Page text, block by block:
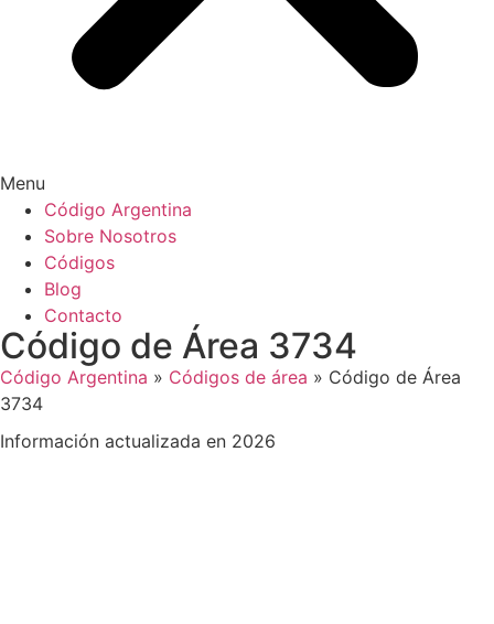
Menu
Código Argentina
Sobre Nosotros
Códigos
Blog
Contacto
Código de Área 3734
Código Argentina » Códigos de área » Código de Área
3734
Información actualizada en 2026